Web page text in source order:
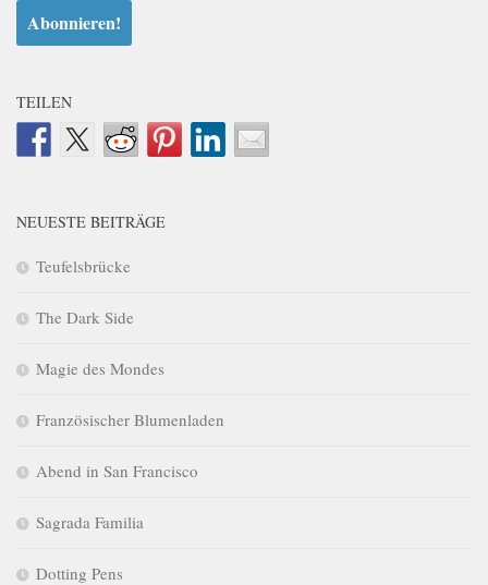
TEILEN
NEUESTE BEITRÄGE
Teufelsbrücke
The Dark Side
Magie des Mondes
Französischer Blumenladen
Abend in San Francisco
Sagrada Familia
Dotting Pens